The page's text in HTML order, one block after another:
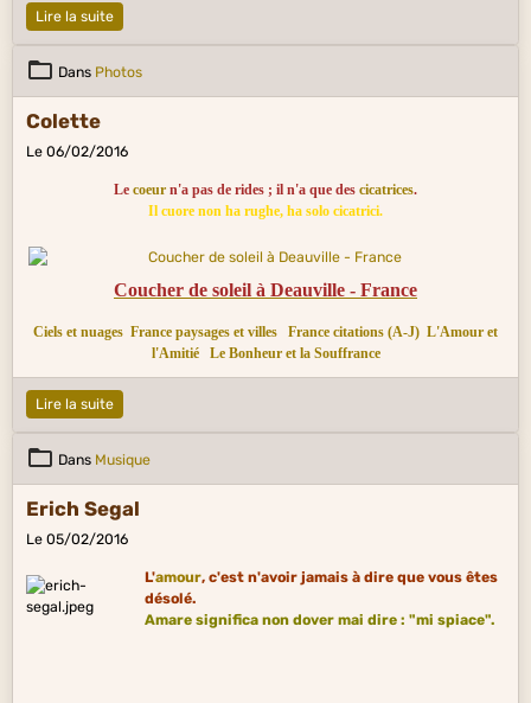
Lire la suite
Dans Photos
Colette
Le 06/02/2016
Le coeur n'a pas de rides ; il n'a que des cicatrices.
Il cuore non ha rughe, ha solo cicatrici.
Coucher de soleil à Deauville - France
Ciels et nuages France paysages et villes France citations (A-J) L'Amour et
l'Amitié
Le Bonheur et la Souffrance
Lire la suite
Dans Musique
Erich Segal
Le 05/02/2016
L'amour, c'est n'avoir jamais à dire que vous êtes
désolé.
Amare significa non dover mai dire : "mi spiace".